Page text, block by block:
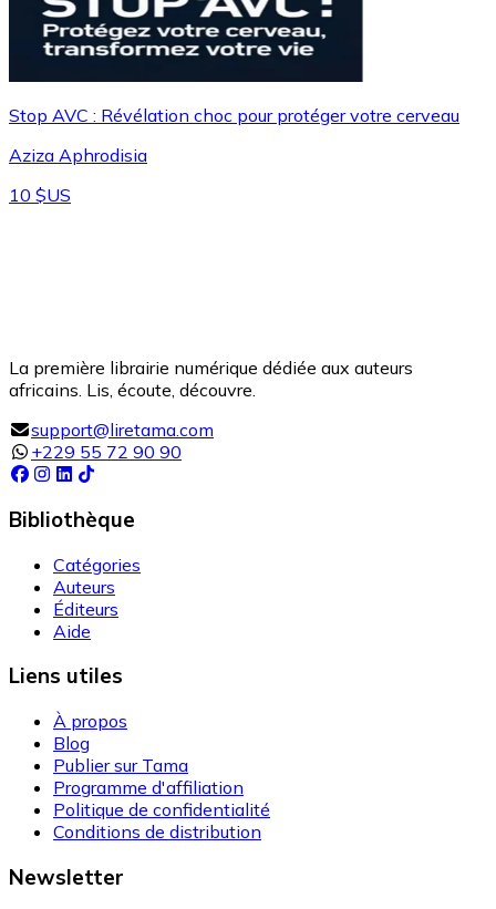
Stop AVC : Révélation choc pour protéger votre cerveau
Aziza Aphrodisia
10 $US
La première librairie numérique dédiée aux auteurs
africains. Lis, écoute, découvre.
support@liretama.com
+229 55 72 90 90
Bibliothèque
Catégories
Auteurs
Éditeurs
Aide
Liens utiles
À propos
Blog
Publier sur Tama
Programme d'affiliation
Politique de confidentialité
Conditions de distribution
Newsletter